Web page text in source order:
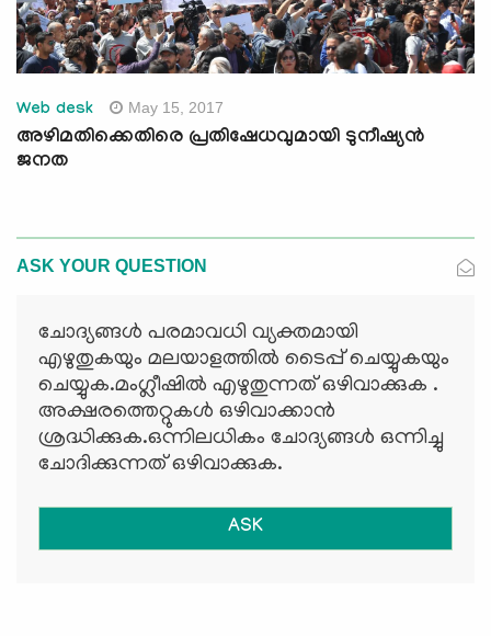
Web desk May 15, 2017
അഴിമതിക്കെതിരെ പ്രതിഷേധവുമായി ടുനീഷ്യന്‍
ജനത
ASK YOUR QUESTION
ചോദ്യങ്ങള്‍ പരമാവധി വ്യക്തമായി
എഴുതുകയും മലയാളത്തില്‍ ടൈപ്പ് ചെയ്യുകയും
ചെയ്യുക.മംഗ്ലീഷില്‍ എഴുതുന്നത് ഒഴിവാക്കുക .
അക്ഷരത്തെറ്റുകള്‍ ഒഴിവാക്കാന്‍
ശ്രദ്ധിക്കുക.ഒന്നിലധികം ചോദ്യങ്ങള്‍ ഒന്നിച്ചു
ചോദിക്കുന്നത് ഒഴിവാക്കുക.
ASK